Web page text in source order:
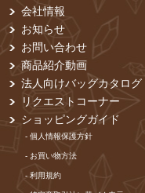
会社情報
お知らせ
お問い合わせ
商品紹介動画
法人向けバッグカタログ
リクエストコーナー
ショッピングガイド
- 個⼈情報保護⽅針
- お買い物⽅法
- 利⽤規約